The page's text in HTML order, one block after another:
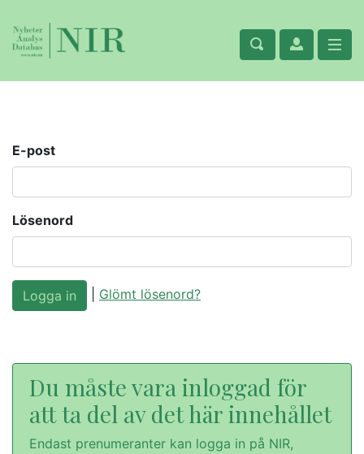
E-post
Lösenord
Glömt lösenord?
Du måste vara inloggad för
att ta del av det här innehållet
Endast prenumeranter kan logga in på NIR,